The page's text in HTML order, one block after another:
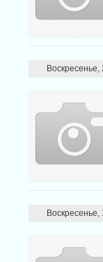
Воскресенье,
Воскресенье,